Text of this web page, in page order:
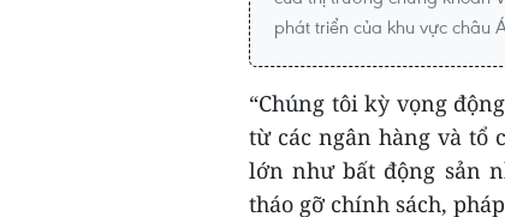
phát triển của khu vực châu
“Chúng tôi kỳ vọng
từ các ngân hàng và tổ
lớn như bất động sản
tháo gỡ chính sách,